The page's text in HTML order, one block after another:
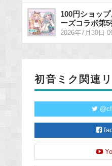
100円ショッ
ーズコラボ第
2026年7月30日
初音ミク関連